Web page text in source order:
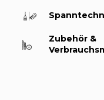
Zubehör &